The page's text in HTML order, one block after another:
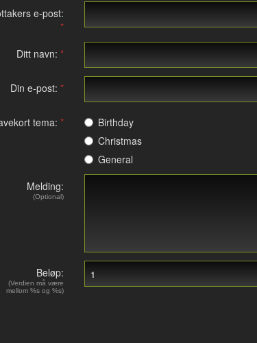
e-post:
Ditt navn:
Din e-post:
tema:
Birthday
Christmas
General
Melding:
(Optional)
Beløp:
(Verdien må være
mellom %s og %s)